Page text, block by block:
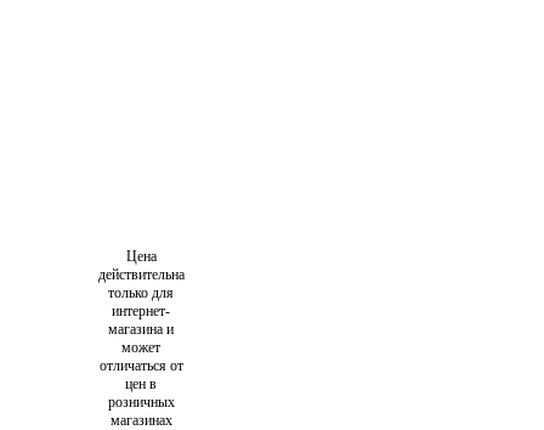
Цена
действительна
только для
интернет-
магазина и
может
отличаться от
цен в
розничных
магазинах